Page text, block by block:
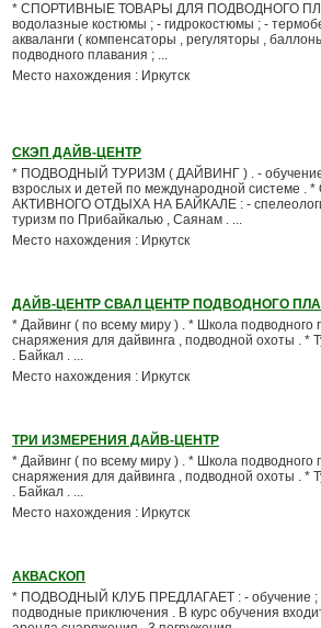
* СПОРТИВНЫЕ ТОВАРЫ ДЛЯ ПОДВОДНОГО
водолазные костюмы ; - гидрокостюмы ; -
акваланги ( компенсаторы , регуляторы ,
подводного плавания ; ...
Место нахождения : Иркутск
СКЭП ДАЙВ-ЦЕНТР
* ПОДВОДНЫЙ ТУРИЗМ ( ДАЙВИНГ ) . - обучение
взрослых и детей по международной системе
АКТИВНОГО ОТДЫХА НА БАЙКАЛЕ : -
туризм по Прибайкалью , Саянам . ...
Место нахождения : Иркутск
ДАЙВ-ЦЕНТР СВАЛ ЦЕНТР ПОДВОДНОГО
* Дайвинг ( по всему миру ) . * Школа
снаряжения для дайвинга , подводной охоты . *
. Байкал . ...
Место нахождения : Иркутск
ТРИ ИЗМЕРЕНИЯ ДАЙВ-ЦЕНТР
* Дайвинг ( по всему миру ) . * Школа
снаряжения для дайвинга , подводной охоты . *
. Байкал . ...
Место нахождения : Иркутск
АКВАСКОП
* ПОДВОДНЫЙ КЛУБ ПРЕДЛАГАЕТ : - обучение ;
подводные приключения . В курс обучения